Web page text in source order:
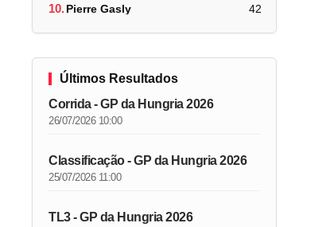
10.Pierre Gasly 42
Últimos Resultados
Corrida - GP da Hungria 2026
26/07/2026 10:00
Classificação - GP da Hungria 2026
25/07/2026 11:00
TL3 - GP da Hungria 2026